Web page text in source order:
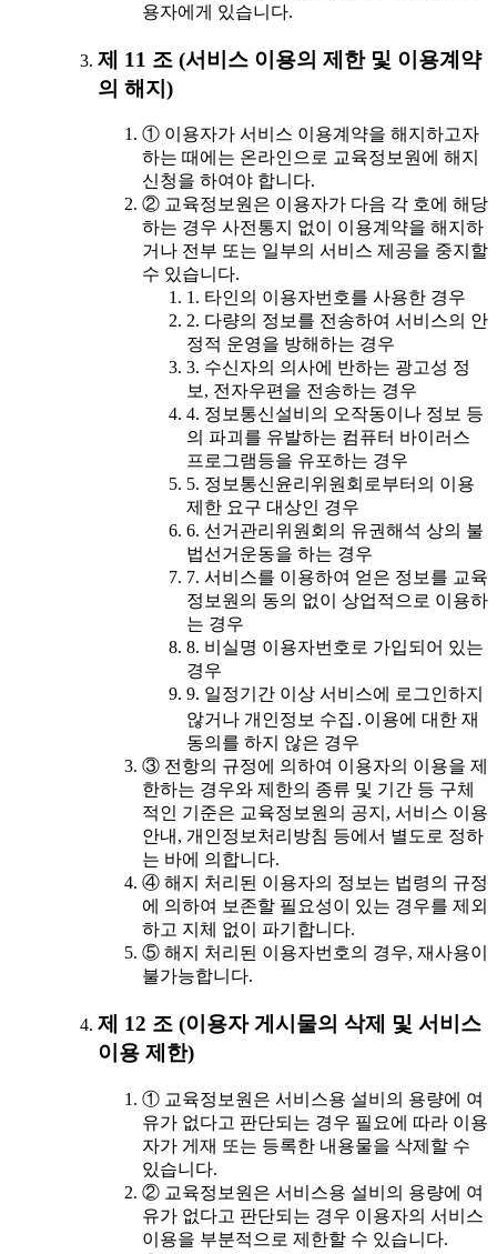
용자에게 있습니다.
제 11 조 (서비스 이용의 제한 및 이용계약
의 해지)
① 이용자가 서비스 이용계약을 해지하고자
하는 때에는 온라인으로 교육정보원에 해지
신청을 하여야 합니다.
② 교육정보원은 이용자가 다음 각 호에 해당
하는 경우 사전통지 없이 이용계약을 해지하
거나 전부 또는 일부의 서비스 제공을 중지할
수 있습니다.
1. 타인의 이용자번호를 사용한 경우
2. 다량의 정보를 전송하여 서비스의 안
정적 운영을 방해하는 경우
3. 수신자의 의사에 반하는 광고성 정
보, 전자우편을 전송하는 경우
4. 정보통신설비의 오작동이나 정보 등
의 파괴를 유발하는 컴퓨터 바이러스
프로그램등을 유포하는 경우
5. 정보통신윤리위원회로부터의 이용
제한 요구 대상인 경우
6. 선거관리위원회의 유권해석 상의 불
법선거운동을 하는 경우
7. 서비스를 이용하여 얻은 정보를 교육
정보원의 동의 없이 상업적으로 이용하
는 경우
8. 비실명 이용자번호로 가입되어 있는
경우
9. 일정기간 이상 서비스에 로그인하지
않거나 개인정보 수집․이용에 대한 재
동의를 하지 않은 경우
③ 전항의 규정에 의하여 이용자의 이용을 제
한하는 경우와 제한의 종류 및 기간 등 구체
적인 기준은 교육정보원의 공지, 서비스 이용
안내, 개인정보처리방침 등에서 별도로 정하
는 바에 의합니다.
④ 해지 처리된 이용자의 정보는 법령의 규정
에 의하여 보존할 필요성이 있는 경우를 제외
하고 지체 없이 파기합니다.
⑤ 해지 처리된 이용자번호의 경우, 재사용이
불가능합니다.
제 12 조 (이용자 게시물의 삭제 및 서비스
이용 제한)
① 교육정보원은 서비스용 설비의 용량에 여
유가 없다고 판단되는 경우 필요에 따라 이용
자가 게재 또는 등록한 내용물을 삭제할 수
있습니다.
② 교육정보원은 서비스용 설비의 용량에 여
유가 없다고 판단되는 경우 이용자의 서비스
이용을 부분적으로 제한할 수 있습니다.